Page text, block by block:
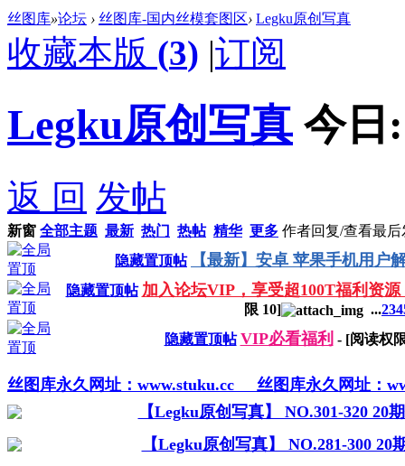
丝图库»论坛 › 丝图库-国内丝模套图区› Legku原创写真
收藏本版 (3) |订阅
Legku原创写真 今
返 回 发帖
新窗 全部主题 最新 热门 热帖 精华 更多 作者回复/查看最后
隐藏置顶帖
【最新】安卓 苹果手机用户
隐藏置顶帖 加入论坛VIP，享受超100T福利资
限 10] ...234
隐藏置顶帖 VIP必看福利 - [阅读权
丝图库永久网址：www.stuku.cc 丝图库永久网址：
【Legku原创写真】 NO.301-320 20
【Legku原创写真】 NO.281-300 20